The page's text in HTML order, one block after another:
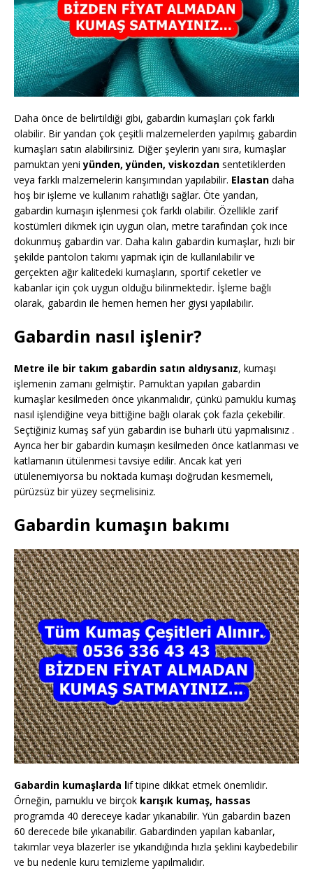
Daha önce de belirtildiği gibi, gabardin kumaşları çok farklı
olabilir. Bir yandan çok çeşitli malzemelerden yapılmış gabardin
kumaşları satın alabilirsiniz. Diğer şeylerin yanı sıra, kumaşlar
pamuktan yeniyünden, yünden, viskozdan sentetiklerden
veya farklı malzemelerin karışımından yapılabilir. Elastan daha
hoş bir işleme ve kullanım rahatlığı sağlar. Öte yandan,
gabardin kumaşın işlenmesi çok farklı olabilir. Özellikle zarif
kostümleri dikmek için uygun olan, metre tarafından çok ince
dokunmuş gabardin var. Daha kalın gabardin kumaşlar, hızlı bir
şekilde pantolon takımı yapmak için de kullanılabilir ve
gerçekten ağır kalitedeki kumaşların, sportif ceketler ve
kabanlar için çok uygun olduğu bilinmektedir. İşleme bağlı
olarak, gabardin ile hemen hemen her giysi yapılabilir.
Gabardin nasıl işlenir?
Metre ile bir takım gabardin satın aldıysanız, kumaşı
işlemenin zamanı gelmiştir. Pamuktan yapılan gabardin
kumaşlar kesilmeden önce yıkanmalıdır, çünkü pamuklu kumaş
nasıl işlendiğine veya bittiğine bağlı olarak çok fazla çekebilir.
Seçtiğiniz kumaş saf yün gabardin ise buharlı ütü yapmalısınız .
Ayrıca her bir gabardin kumaşın kesilmeden önce katlanması ve
katlamanın ütülenmesi tavsiye edilir. Ancak kat yeri
ütülenemiyorsa bu noktada kumaşı doğrudan kesmemeli,
pürüzsüz bir yüzey seçmelisiniz.
Gabardin kumaşın bakımı
Gabardin kumaşlarda lif tipine dikkat etmek önemlidir.
Örneğin, pamuklu ve birçok karışık kumaş, hassas
programda 40 dereceye kadar yıkanabilir. Yün gabardin bazen
60 derecede bile yıkanabilir. Gabardinden yapılan kabanlar,
takımlar veya blazerler ise yıkandığında hızla şeklini kaybedebilir
ve bu nedenle kuru temizleme yapılmalıdır.